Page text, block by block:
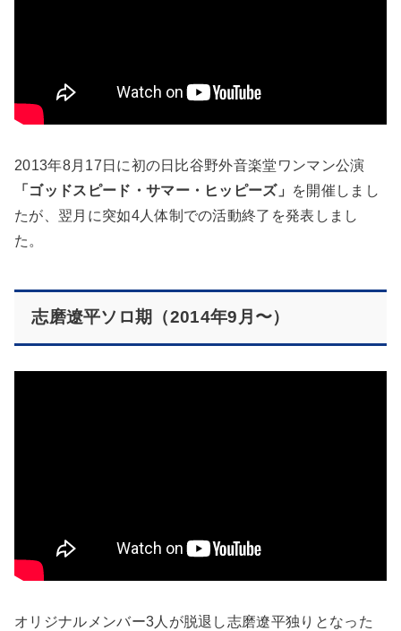
2013年8月17日に初の日比谷野外音楽堂ワンマン公演
「ゴッドスピード・サマー・ヒッピーズ」
を開催しまし
たが、翌月に突如4人体制での活動終了を発表しまし
た。
志磨遼平ソロ期（2014年9月〜）
オリジナルメンバー3人が脱退し志磨遼平独りとなった